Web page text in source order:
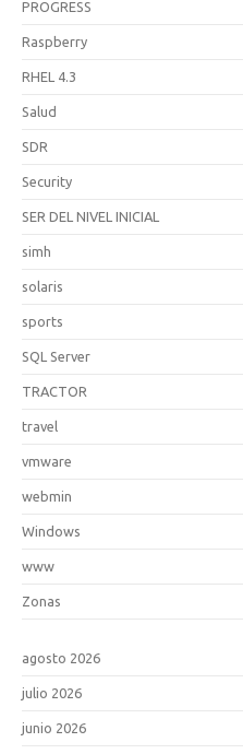
PROGRESS
Raspberry
RHEL 4.3
Salud
SDR
Security
SER DEL NIVEL INICIAL
simh
solaris
sports
SQL Server
TRACTOR
travel
vmware
webmin
Windows
www
Zonas
agosto 2026
julio 2026
junio 2026